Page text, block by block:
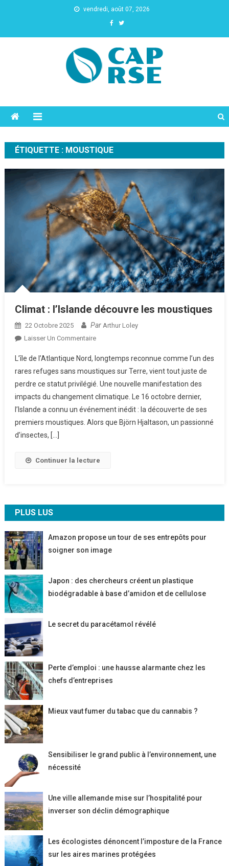
vendredi, août 07, 2026
ÉTIQUETTE : MOUSTIQUE
Climat : l’Islande découvre les moustiques
22 Octobre 2025 Par Arthur Loley
Laisser Un CommentaireSur
:
L’Islande
Découvre
Les
Moustiques
L’île de l’Atlantique Nord, longtemps reconnue comme l’un des
rares refuges sans moustiques sur Terre, vient tout juste de
perdre ce statut privilégié. Une nouvelle manifestation des
impacts du changement climatique. Le 16 octobre dernier,
l’Islande a connu un événement inédit : la découverte de ses
premiers moustiques. Alors que Björn Hjaltason, un passionné
d’insectes, […]
Continuer la lecture
PLUS LUS
Amazon propose un tour de ses entrepôts pour
soigner son image
Japon : des chercheurs créent un plastique
biodégradable à base d’amidon et de cellulose
Le secret du paracétamol révélé
Perte d’emploi : une hausse alarmante chez les
chefs d’entreprises
Mieux vaut fumer du tabac que du cannabis ?
Sensibiliser le grand public à l’environnement, une
nécessité
Une ville allemande mise sur l’hospitalité pour
inverser son déclin démographique
Les écologistes dénoncent l’imposture de la France
sur les aires marines protégées